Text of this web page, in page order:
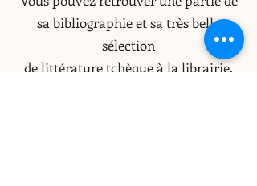
sa bibliographie et sa très belle
sélection
de littérature tchèque à la librairie.